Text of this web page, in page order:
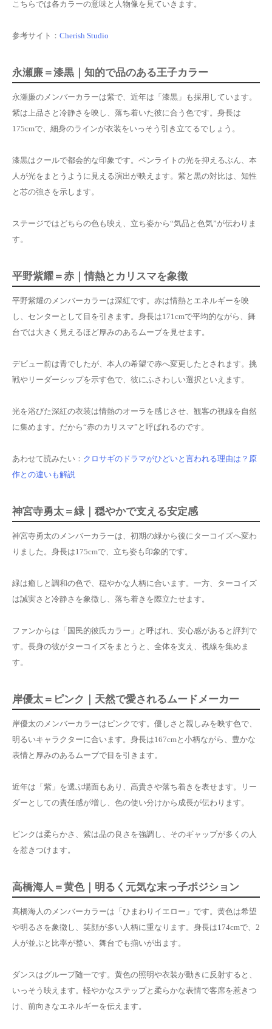
こちらでは各カラーの意味と人物像を見ていきます。
参考サイト： Cherish Studio
永瀬廉＝漆黒｜知的で品のある王子カラー
永瀬廉のメンバーカラーは紫で、近年は「漆黒」も採用しています。
紫は上品さと冷静さを映し、落ち着いた彼に合う色です。身長は
175cmで、細身のラインが衣装をいっそう引き立てるでしょう。
漆黒はクールで都会的な印象です。ペンライトの光を抑えるぶん、本
人が光をまとうように見える演出が映えます。紫と黒の対比は、知性
と芯の強さを示します。
ステージではどちらの色も映え、立ち姿から“気品と色気”が伝わりま
す。
平野紫耀＝赤｜情熱とカリスマを象徴
平野紫耀のメンバーカラーは深紅です。赤は情熱とエネルギーを映
し、センターとして目を引きます。身長は171cmで平均的ながら、舞
台では大きく見えるほど厚みのあるムーブを見せます。
デビュー前は青でしたが、本人の希望で赤へ変更したとされます。挑
戦やリーダーシップを示す色で、彼にふさわしい選択といえます。
光を浴びた深紅の衣装は情熱のオーラを感じさせ、観客の視線を自然
に集めます。だから“赤のカリスマ”と呼ばれるのです。
あわせて読みたい： クロサギのドラマがひどいと言われる理由は？原
作との違いも解説
神宮寺勇太＝緑｜穏やかで支える安定感
神宮寺勇太のメンバーカラーは、初期の緑から後にターコイズへ変わ
りました。身長は175cmで、立ち姿も印象的です。
緑は癒しと調和の色で、穏やかな人柄に合います。一方、ターコイズ
は誠実さと冷静さを象徴し、落ち着きを際立たせます。
ファンからは「国民的彼氏カラー」と呼ばれ、安心感があると評判で
す。長身の彼がターコイズをまとうと、全体を支え、視線を集めま
す。
岸優太＝ピンク｜天然で愛されるムードメーカー
岸優太のメンバーカラーはピンクです。優しさと親しみを映す色で、
明るいキャラクターに合います。身長は167cmと小柄ながら、豊かな
表情と厚みのあるムーブで目を引きます。
近年は「紫」を選ぶ場面もあり、高貴さや落ち着きを表せます。リー
ダーとしての責任感が増し、色の使い分けから成長が伝わります。
ピンクは柔らかさ、紫は品の良さを強調し、そのギャップが多くの人
を惹きつけます。
高橋海人＝黄色｜明るく元気な末っ子ポジション
髙橋海人のメンバーカラーは「ひまわりイエロー」です。黄色は希望
や明るさを象徴し、笑顔が多い人柄に重なります。身長は174cmで、2
人が並ぶと比率が整い、舞台でも揃いが出ます。
ダンスはグループ随一です。黄色の照明や衣装が動きに反射すると、
いっそう映えます。軽やかなステップと柔らかな表情で客席を惹きつ
け、前向きなエネルギーを伝えます。